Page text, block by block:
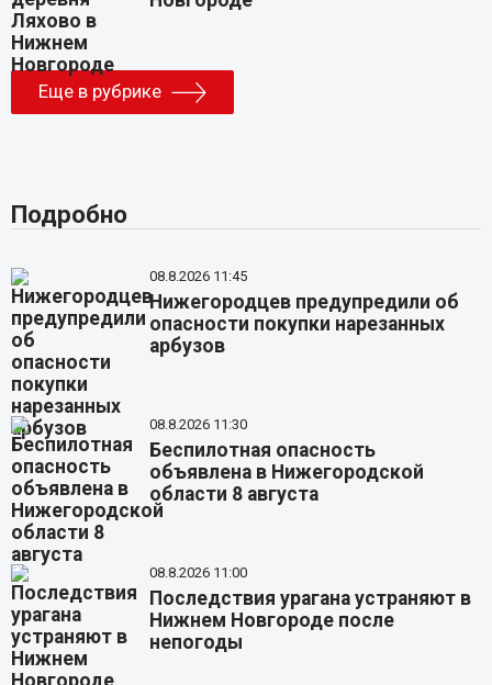
Еще в рубрике
Подробно
08.8.2026 11:45
Нижегородцев предупредили об
опасности покупки нарезанных
арбузов
08.8.2026 11:30
Беспилотная опасность
объявлена в Нижегородской
области 8 августа
08.8.2026 11:00
Последствия урагана устраняют в
Нижнем Новгороде после
непогоды